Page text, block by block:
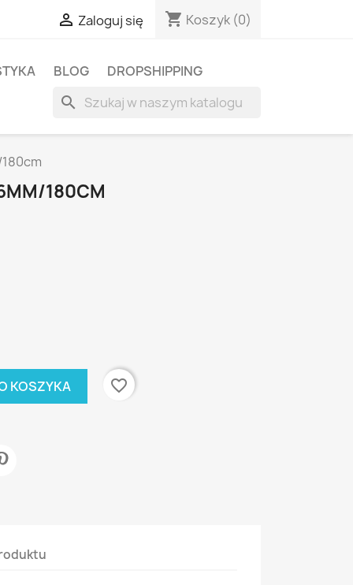
 Zaloguj się shopping_cart Koszyk (0)
BLOG DROPSHIPPING
search
180CM
KOSZYKA favorite_border